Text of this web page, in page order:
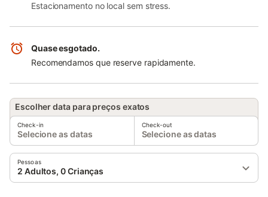
Estacionamento no local sem stress.
Quase esgotado.
Recomendamos que reserve rapidamente.
Escolher data para preços exatos
Check-in
Selecione as datas
Check-out
Selecione as datas
Pessoas
2 Adultos, 0 Crianças